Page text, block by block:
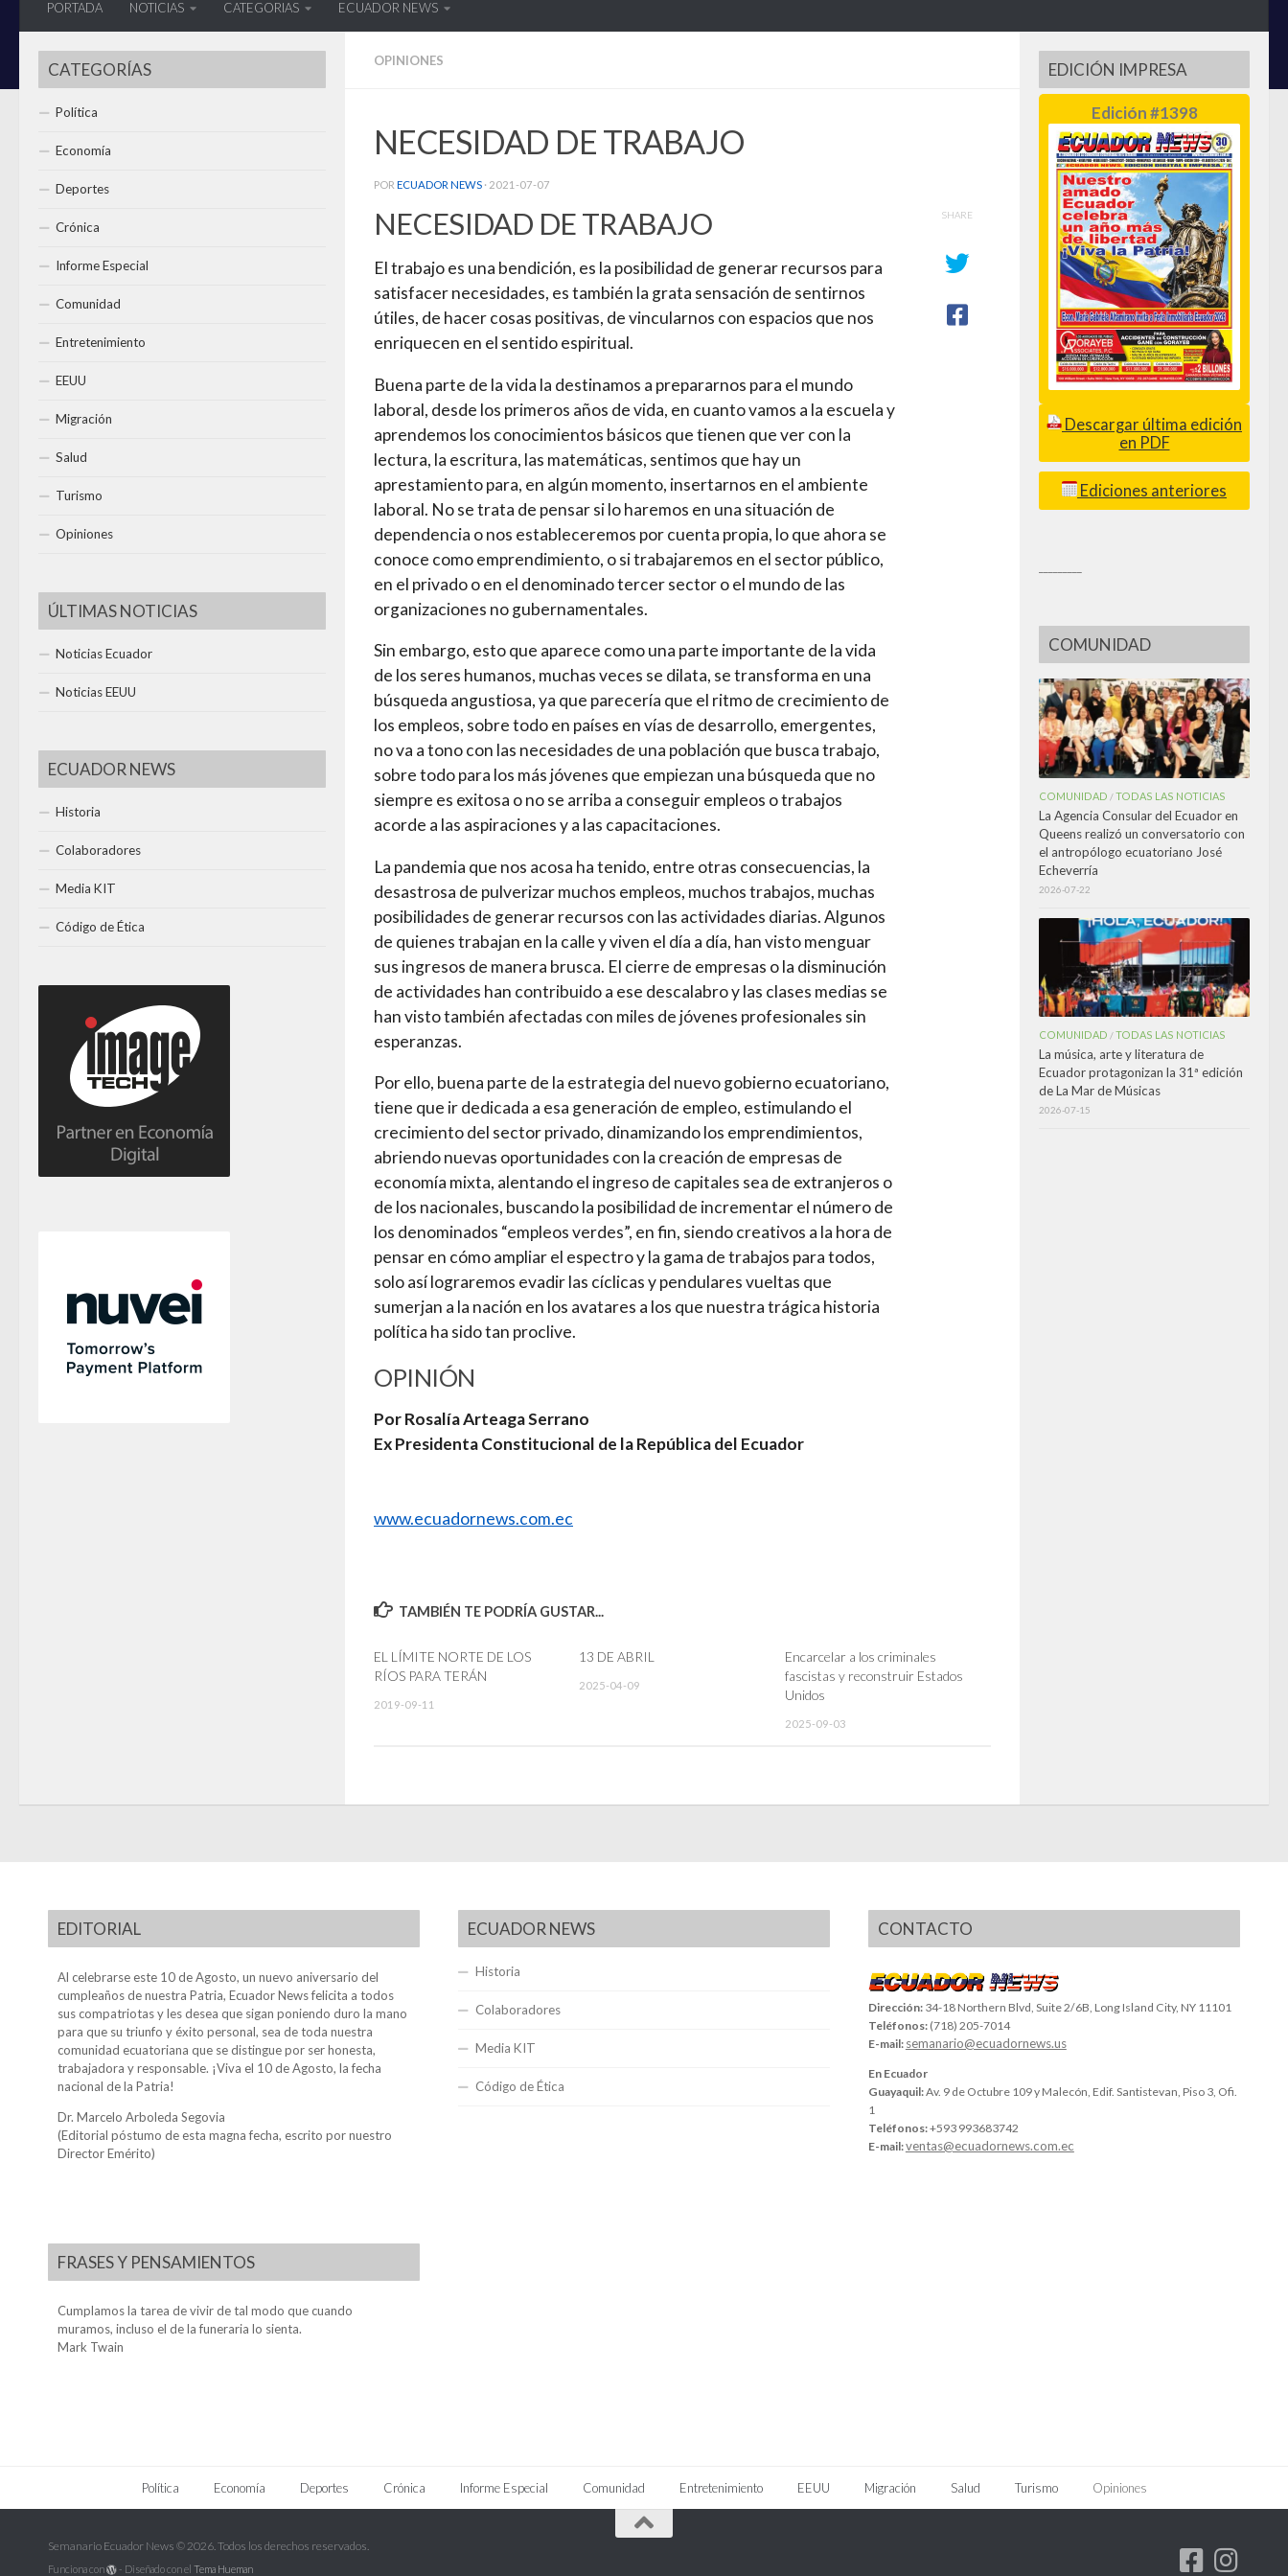
PORTADA NOTICIAS CATEGORIAS ECUADOR NEWS
OPINIONES
NECESIDAD DE TRABAJO
POR ECUADOR NEWS · 2021-07-07
NECESIDAD DE TRABAJO
El trabajo es una bendición, es la posibilidad de generar recursos para
satisfacer necesidades, es también la grata sensación de sentirnos
útiles, de hacer cosas positivas, de vincularnos con espacios que nos
enriquecen en el sentido espiritual.
Buena parte de la vida la destinamos a prepararnos para el mundo
laboral, desde los primeros años de vida, en cuanto vamos a la escuela y
aprendemos los conocimientos básicos que tienen que ver con la
lectura, la escritura, las matemáticas, sentimos que hay un
aprestamiento para, en algún momento, insertarnos en el ambiente
laboral. No se trata de pensar si lo haremos en una situación de
dependencia o nos estableceremos por cuenta propia, lo que ahora se
conoce como emprendimiento, o si trabajaremos en el sector público,
en el privado o en el denominado tercer sector o el mundo de las
organizaciones no gubernamentales.
Sin embargo, esto que aparece como una parte importante de la vida
de los seres humanos, muchas veces se dilata, se transforma en una
búsqueda angustiosa, ya que parecería que el ritmo de crecimiento de
los empleos, sobre todo en países en vías de desarrollo, emergentes,
no va a tono con las necesidades de una población que busca trabajo,
sobre todo para los más jóvenes que empiezan una búsqueda que no
siempre es exitosa o no se arriba a conseguir empleos o trabajos
acorde a las aspiraciones y a las capacitaciones.
La pandemia que nos acosa ha tenido, entre otras consecuencias, la
desastrosa de pulverizar muchos empleos, muchos trabajos, muchas
posibilidades de generar recursos con las actividades diarias. Algunos
de quienes trabajan en la calle y viven el día a día, han visto menguar
sus ingresos de manera brusca. El cierre de empresas o la disminución
de actividades han contribuido a ese descalabro y las clases medias se
han visto también afectadas con miles de jóvenes profesionales sin
esperanzas.
Por ello, buena parte de la estrategia del nuevo gobierno ecuatoriano,
tiene que ir dedicada a esa generación de empleo, estimulando el
crecimiento del sector privado, dinamizando los emprendimientos,
abriendo nuevas oportunidades con la creación de empresas de
economía mixta, alentando el ingreso de capitales sea de extranjeros o
de los nacionales, buscando la posibilidad de incrementar el número de
los denominados “empleos verdes”, en fin, siendo creativos a la hora de
pensar en cómo ampliar el espectro y la gama de trabajos para todos,
solo así lograremos evadir las cíclicas y pendulares vueltas que
sumerjan a la nación en los avatares a los que nuestra trágica historia
política ha sido tan proclive.
OPINIÓN
Por Rosalía Arteaga Serrano
Ex Presidenta Constitucional de la República del Ecuador
www.ecuadornews.com.ec
SHARE
TAMBIÉN TE PODRÍA GUSTAR...
EL LÍMITE NORTE DE LOS
RÍOS PARA TERÁN
2019-09-11
13 DE ABRIL
2025-04-09
Encarcelar a los criminales
fascistas y reconstruir Estados
Unidos
2025-09-03
CATEGORÍAS
Política
Economía
Deportes
Crónica
Informe Especial
Comunidad
Entretenimiento
EEUU
Migración
Salud
Turismo
Opiniones
ÚLTIMAS NOTICIAS
Noticias Ecuador
Noticias EEUU
ECUADOR NEWS
Historia
Colaboradores
Media KIT
Código de Ética
EDICIÓN IMPRESA
Edición #1398
Descargar última edición
en PDF
Ediciones anteriores
COMUNIDAD
COMUNIDAD /TODAS LAS NOTICIAS
La Agencia Consular del Ecuador en
Queens realizó un conversatorio con
el antropólogo ecuatoriano José
Echeverría
2026-07-22
COMUNIDAD /TODAS LAS NOTICIAS
La música, arte y literatura de
Ecuador protagonizan la 31ª edición
de La Mar de Músicas
2026-07-15
EDITORIAL
Al celebrarse este 10 de Agosto, un nuevo aniversario del
cumpleaños de nuestra Patria, Ecuador News felicita a todos
sus compatriotas y les desea que sigan poniendo duro la mano
para que su triunfo y éxito personal, sea de toda nuestra
comunidad ecuatoriana que se distingue por ser honesta,
trabajadora y responsable. ¡Viva el 10 de Agosto, la fecha
nacional de la Patria!
Dr. Marcelo Arboleda Segovia
(Editorial póstumo de esta magna fecha, escrito por nuestro
Director Emérito)
FRASES Y PENSAMIENTOS
Cumplamos la tarea de vivir de tal modo que cuando
muramos, incluso el de la funeraria lo sienta.
Mark Twain
ECUADOR NEWS
Historia
Colaboradores
Media KIT
Código de Ética
CONTACTO
Dirección: 34-18 Northern Blvd, Suite 2/6B, Long Island City, NY 11101
Teléfonos: (718) 205-7014
E-mail: semanario@ecuadornews.us
En Ecuador
Guayaquil:Av. 9 de Octubre 109 y Malecón, Edif. Santistevan, Piso 3, Ofi.
1
Teléfonos:+593 993683742
E-mail:ventas@ecuadornews.com.ec
Política Economía Deportes Crónica Informe Especial Comunidad Entretenimiento EEUU Migración Salud Turismo Opiniones
Semanario Ecuador News © 2026. Todos los derechos reservados.
Funciona con - Diseñado con el Tema Hueman